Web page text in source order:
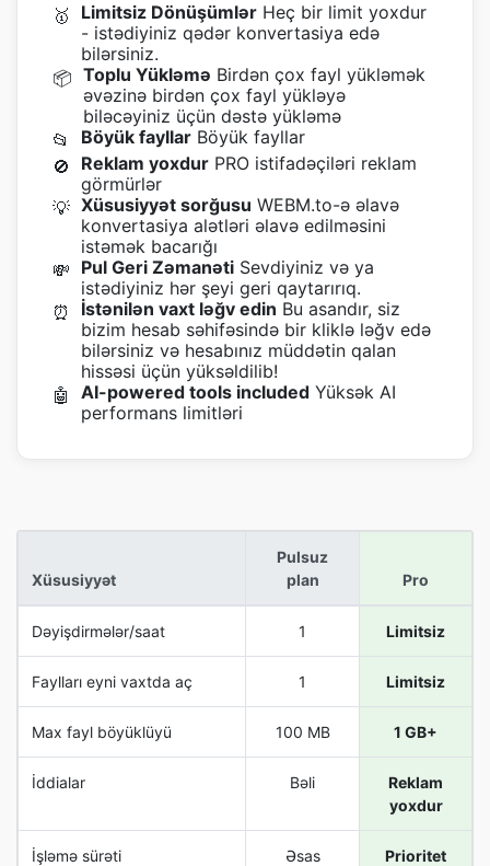
🥇 Limitsiz Dönüşümlər Heç bir limit yoxdur
- istədiyiniz qədər konvertasiya edə
bilərsiniz.
📦 Toplu Yükləmə Birdən çox fayl yükləmək
əvəzinə birdən çox fayl yükləyə
biləcəyiniz üçün dəstə yükləmə
📂
Böyük fayllar Böyük fayllar
🚫
Reklam yoxdur PRO istifadəçiləri reklam
görmürlər
💡 Xüsusiyyət sorğusu WEBM.to-ə əlavə
konvertasiya alətləri əlavə edilməsini
istəmək bacarığı
💸 Pul Geri Zəmanəti Sevdiyiniz və ya
istədiyiniz hər şeyi geri qaytarırıq.
⏰
İstənilən vaxt ləğv edin Bu asandır, siz
bizim hesab səhifəsində bir kliklə ləğv edə
bilərsiniz və hesabınız müddətin qalan
hissəsi üçün yüksəldilib!
🤖
AI-powered tools included Yüksək AI
performans limitləri
Xüsusiyyət
Pulsuz
plan
Pro
Dəyişdirmələr/saat 1 Limitsiz
Faylları eyni vaxtda aç 1 Limitsiz
Max fayl böyüklüyü 100 MB 1 GB+
İddialar Bəli
Reklam
yoxdur
İşləmə sürəti Əsas
Prioritet